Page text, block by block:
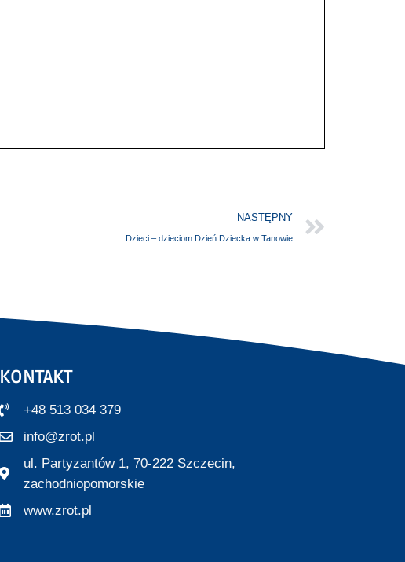
NASTĘPNY
Dzieci – dzieciom Dzień Dziecka w Tanowie
KONTAKT
+48 513 034 379
info@zrot.pl
ul. Partyzantów 1, 70-222 Szczecin,
zachodniopomorskie
www.zrot.pl